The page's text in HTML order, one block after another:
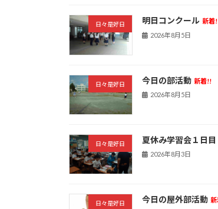
日々是好日 明日コンクール 新着
2026年8月5日
日々是好日 今日の部活動 新着!!
2026年8月5日
日々是好日 夏休み学習会１日目
2026年8月3日
日々是好日 今日の屋外部活動